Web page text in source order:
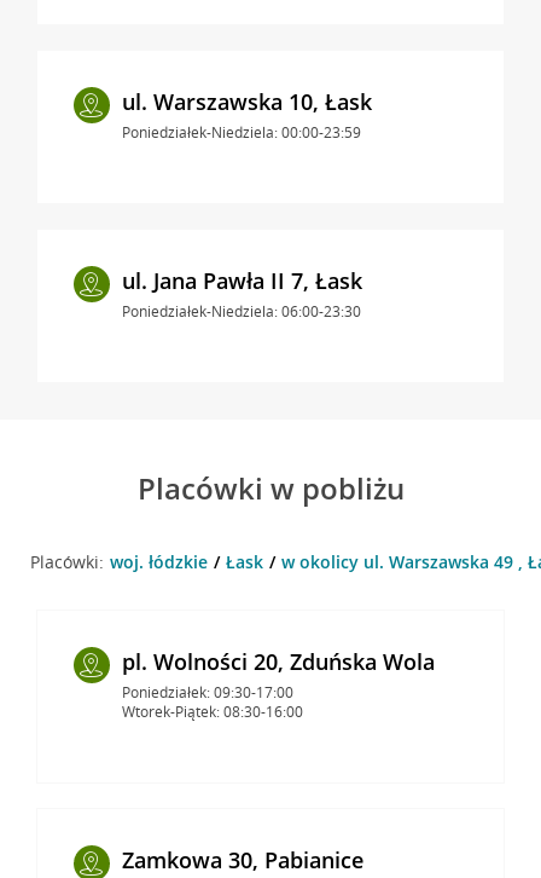
ul. Warszawska 10, Łask
Poniedziałek-Niedziela: 00:00-23:59
ul. Jana Pawła II 7, Łask
Poniedziałek-Niedziela: 06:00-23:30
Placówki w pobliżu
Placówki: woj. łódzkie Łask w okolicy ul. Warszawska 49 ,
pl. Wolności 20, Zduńska Wola
Poniedziałek: 09:30-17:00
Wtorek-Piątek: 08:30-16:00
Zamkowa 30, Pabianice